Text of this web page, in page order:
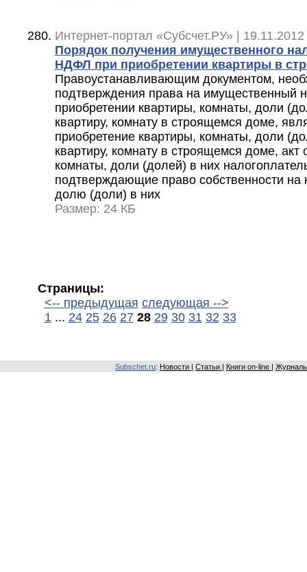
Интернет-портал «Субсчет.РУ» |
Порядок получения имущественного
НДФЛ при приобретении квартиры в
Правоустанавливающим документом,
подтверждения права на имущественный
приобретении квартиры, комнаты, доли
квартиру, комнату в строящемся доме,
приобретение квартиры, комнаты, доли
квартиру, комнату в строящемся доме, акт
комнаты, доли (долей) в них
подтверждающие право собственности на
долю (доли) в них
Размер: 24 КБ
Страницы:
<-- предыдущая следующая -->
1... 24 25 26 27 28 29 30 31 32 33
Subschet.ru: Новости Статьи Книги on-line